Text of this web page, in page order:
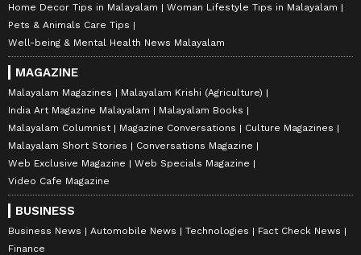
Home Decor Tips in Malayalam
Woman Lifestyle Tips in Malayalam
Pets & Animals Care Tips
Well-being & Mental Health News Malayalam
MAGAZINE
Malayalam Magazines
Malayalam Krishi (Agriculture)
India Art Magazine Malayalam
Malayalam Books
Malayalam Columnist
Magazine Conversations
Culture Magazines
Malayalam Short Stories
Conversations Magazine
Web Exclusive Magazine
Web Specials Magazine
Video Cafe Magazine
BUSINESS
Business News Automobile News Technologies
Fact Check News
Finance